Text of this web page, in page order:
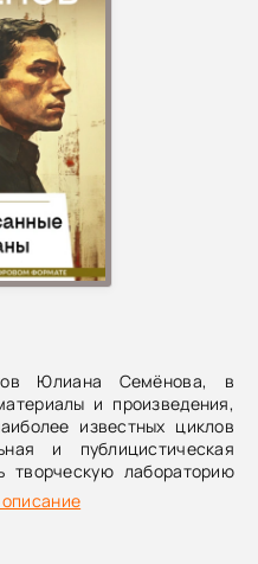
Юлиана Семёнова, в
и произведения,
известных циклов
и публицистическая
творческую лабораторию
и историко-
описание